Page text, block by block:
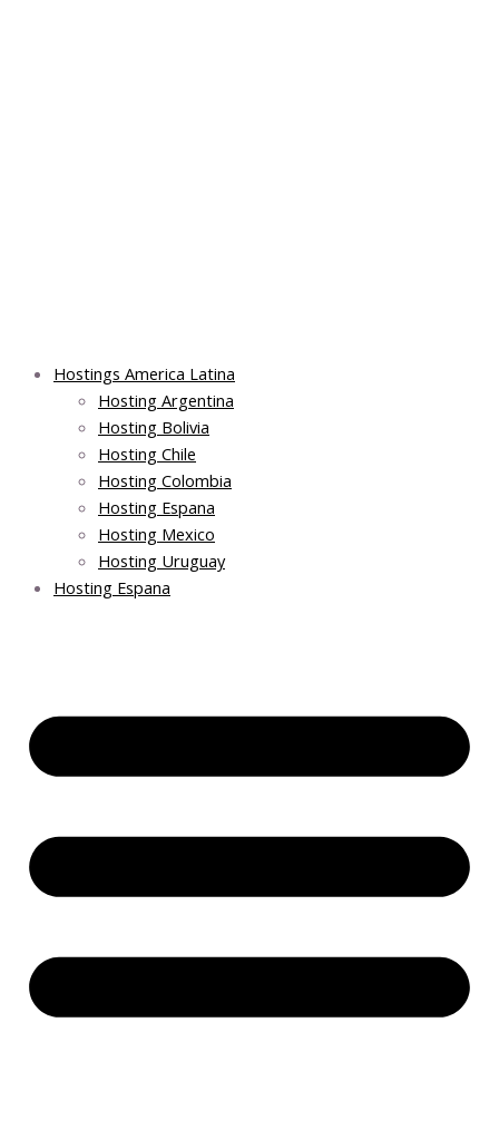
Hostings America Latina
Hosting Argentina
Hosting Bolivia
Hosting Chile
Hosting Colombia
Hosting Espana
Hosting Mexico
Hosting Uruguay
Hosting Espana